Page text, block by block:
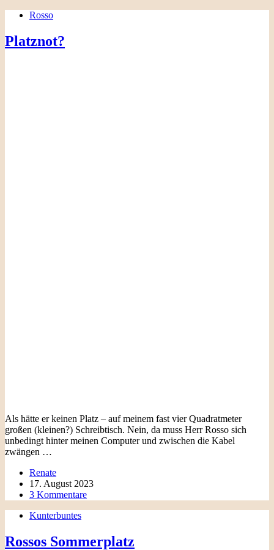
Rosso
Platznot?
Als hätte er keinen Platz – auf meinem fast vier Quadratmeter
großen (kleinen?) Schreibtisch. Nein, da muss Herr Rosso sich
unbedingt hinter meinen Computer und zwischen die Kabel
zwängen …
Renate
17. August 2023
3 Kommentare
Kunterbuntes
Rossos Sommerplatz